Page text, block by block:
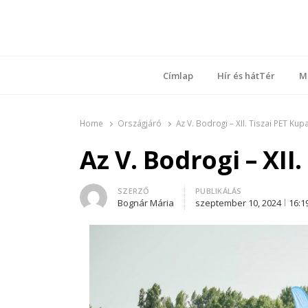
Címlap
Hír és hátTér
Home Országjáró Az V. Bodrogi – XII. Tiszai PET
Az V. Bodrogi –
Author
SZERZŐ
Bognár Mária
PUBLIKÁLÁS
szeptember 10, 2024